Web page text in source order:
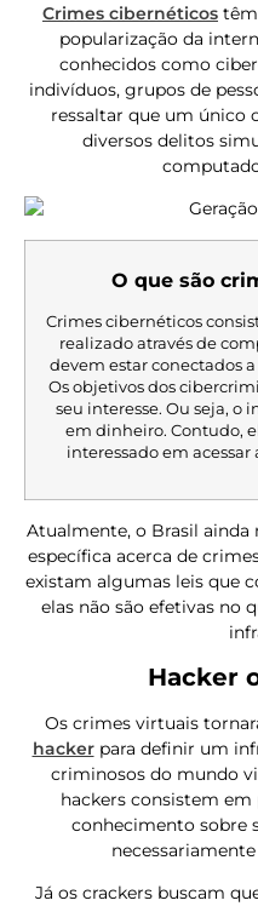
Crimes cibernéticos
popularização da
conhecidos como
indivíduos, grupos de
ressaltar que um único
diversos delitos
O que são
Crimes cibernéticos
realizado através de
devem estar conectados
Os objetivos dos
seu interesse. Ou seja, o
em dinheiro. Contudo,
interessado em
Atualmente, o Brasil
específica acerca de
existam algumas leis que
elas não são efetivas no
Hacker
Os crimes virtuais
hackerpara definir um
criminosos do mundo
hackers consistem
conhecimento sobre
Já os crackers buscam